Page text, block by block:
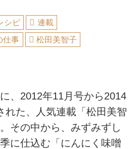
シピ
連載
仕事
松田美智子
、2012年11月号から2014
れた、人気連載「松田美智
その中から、みずみずし
に仕込む「にんにく味噌